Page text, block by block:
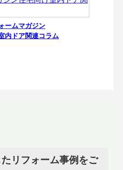
ームマガジン
内ドア関連コラム
リフォーム事例をご